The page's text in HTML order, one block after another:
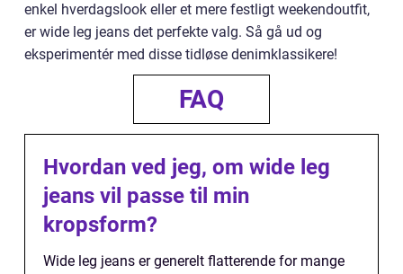
enkel hverdagslook eller et mere festligt weekendoutfit,
er wide leg jeans det perfekte valg. Så gå ud og
eksperimentér med disse tidløse denimklassikere!
FAQ
Hvordan ved jeg, om wide leg
jeans vil passe til min
kropsform?
Wide leg jeans er generelt flatterende for mange